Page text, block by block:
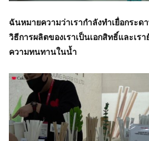
ฉันหมายความว่าเรากำลังทำเยื่อกระ
วิธีการผลิตของเราเป็นเอกสิทธิ์และเร
ความทนทานในน้ำ